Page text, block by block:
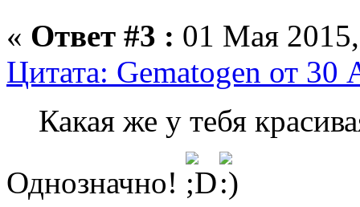
« Ответ #3 : 01 Мая
Цитата: Gematogen от
Какая же у тебя
Однозначно!